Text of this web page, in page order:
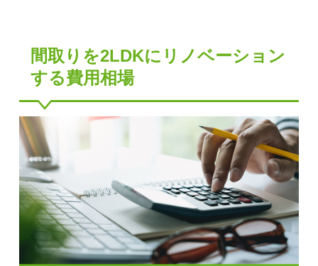
間取りを2LDKにリノベーション
する費用相場